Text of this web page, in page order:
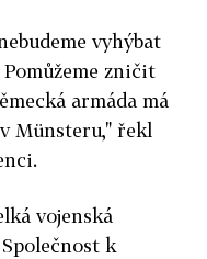
vyhýbat
zničit
armáda má
Münsteru," řekl
vojenská
k